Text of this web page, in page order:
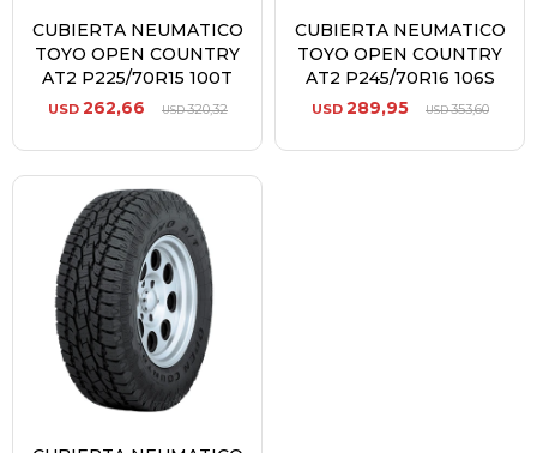
CUBIERTA NEUMATICO
TOYO OPEN COUNTRY
AT2 P225/70R15 100T
USD 262,66 USD320,32
CUBIERTA NEUMATICO
TOYO OPEN COUNTRY
AT2 P245/70R16 106S
USD 289,95 USD353,60